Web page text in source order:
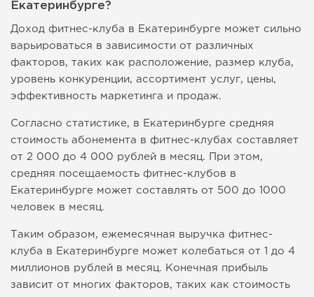
Екатеринбурге?
Доход фитнес-клуба в Екатеринбурге может сильно
варьироваться в зависимости от различных
факторов, таких как расположение, размер клуба,
уровень конкуренции, ассортимент услуг, цены,
эффективность маркетинга и продаж.
Согласно статистике, в Екатеринбурге средняя
стоимость абонемента в фитнес-клубах составляет
от 2 000 до 4 000 рублей в месяц. При этом,
средняя посещаемость фитнес-клубов в
Екатеринбурге может составлять от 500 до 1000
человек в месяц.
Таким образом, ежемесячная выручка фитнес-
клуба в Екатеринбурге может колебаться от 1 до 4
миллионов рублей в месяц. Конечная прибыль
зависит от многих факторов, таких как стоимость